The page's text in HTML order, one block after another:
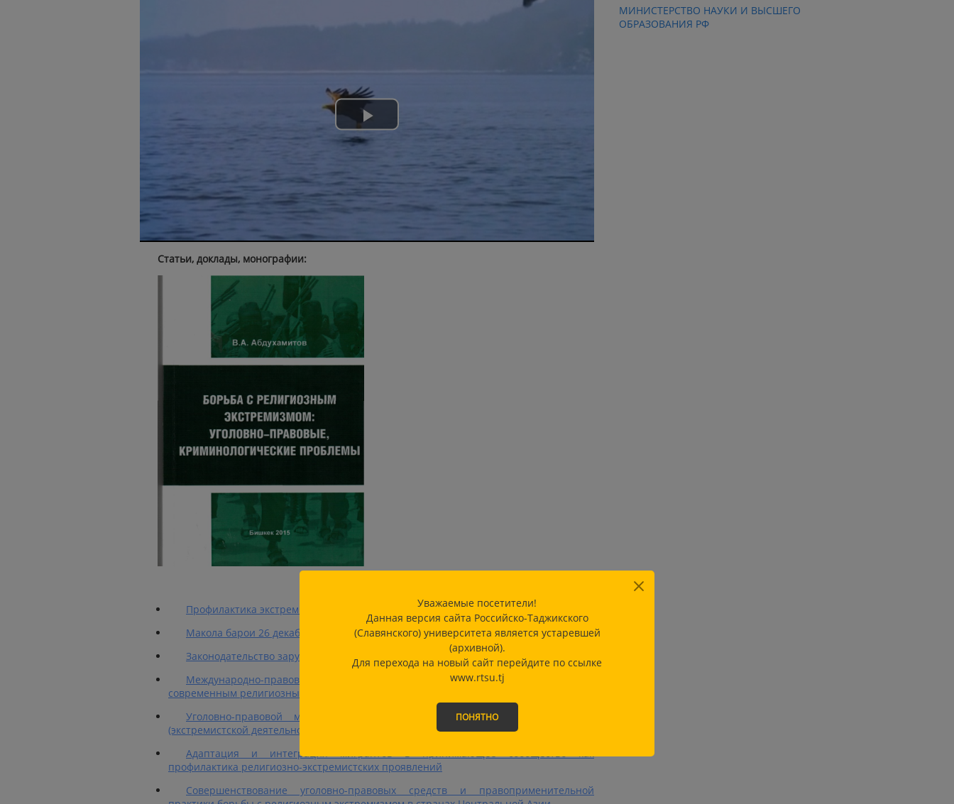
Play
Video
Статьи, доклады, монографии:
Профилактика экстремизма и терроризма в молодежной среде
Макола барои 26 декабр
Законодательство зарубежных стран о борьбе с религиозным экстремизмом
Международно-правовые аспекты формирования стратегии борьбы с
современным религиозным экстремизмом
Уголовно-правовой механизм противодействия религиозному экстремизму
(экстремистской деятельности) в Республике Таджикистан
Адаптация и интеграция мигрантов в принимающее сообщество как
профилактика религиозно-экстремистских проявлений
Совершенствование уголовно-правовых средств и правоприменительной
МИНИСТЕРСТВО НАУКИ И ВЫСШЕГО
ОБРАЗОВАНИЯ РФ
Уважаемые посетители!
Данная версия сайта Российско-Таджикского
(Славянского) университета является устаревшей
(архивной).
Для перехода на новый сайт перейдите по ссылке
www.rtsu.tj
ПОНЯТНО